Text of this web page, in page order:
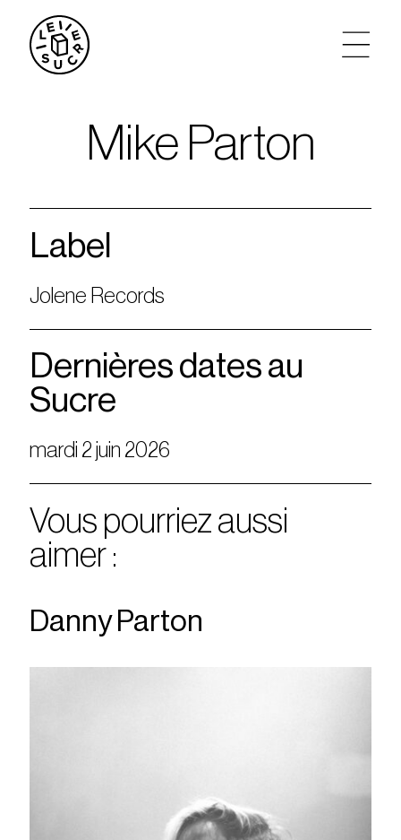
agenda
privatisations
Mike Parton
Label
Jolene Records
Dernières dates au
Sucre
mardi 2 juin 2026
Vous pourriez aussi
aimer :
Danny Parton